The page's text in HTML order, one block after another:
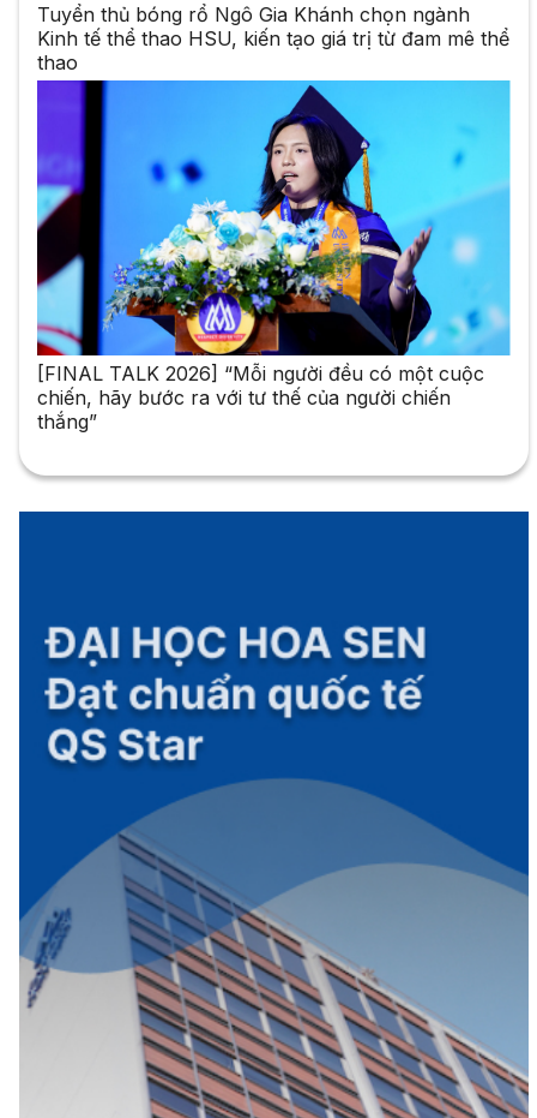
Tuyển thủ bóng rổ Ngô Gia Khánh chọn ngành
Kinh tế thể thao HSU, kiến tạo giá trị từ đam mê thể
thao
[FINAL TALK 2026] “Mỗi người đều có một cuộc
chiến, hãy bước ra với tư thế của người chiến
thắng”